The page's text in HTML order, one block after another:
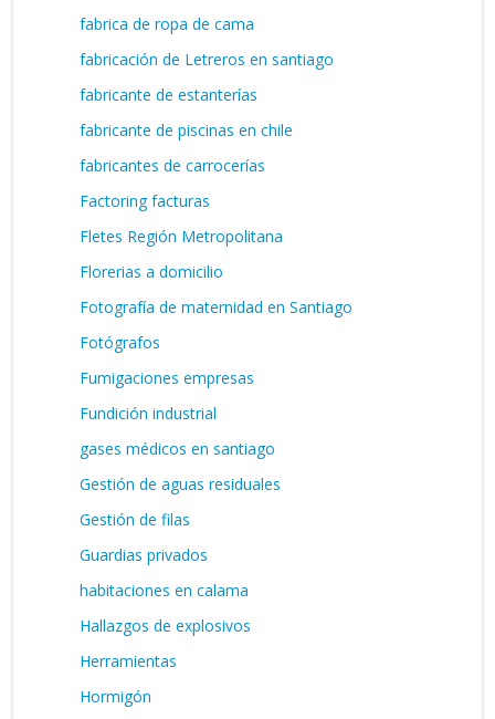
fabrica de ropa de cama
fabricación de Letreros en santiago
fabricante de estanterías
fabricante de piscinas en chile
fabricantes de carrocerías
Factoring facturas
Fletes Región Metropolitana
Florerias a domicilio
Fotografía de maternidad en Santiago
Fotógrafos
Fumigaciones empresas
Fundición industrial
gases médicos en santiago
Gestión de aguas residuales
Gestión de filas
Guardias privados
habitaciones en calama
Hallazgos de explosivos
Herramientas
Hormigón